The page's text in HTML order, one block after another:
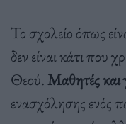
Το σχολείο όπως
δεν είναι κάτι που
Θεού.Μαθητές και
ενασχόλησης ενός